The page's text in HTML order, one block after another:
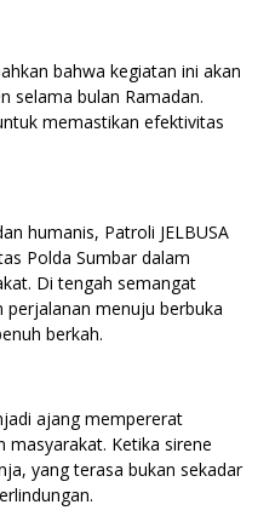
bahwa kegiatan ini akan
selama bulan Ramadan.
memastikan efektivitas
humanis, Patroli JELBUSA
Polda Sumbar dalam
Di tengah semangat
menuju berbuka
berkah.
ajang mempererat
masyarakat. Ketika sirene
yang terasa bukan sekadar